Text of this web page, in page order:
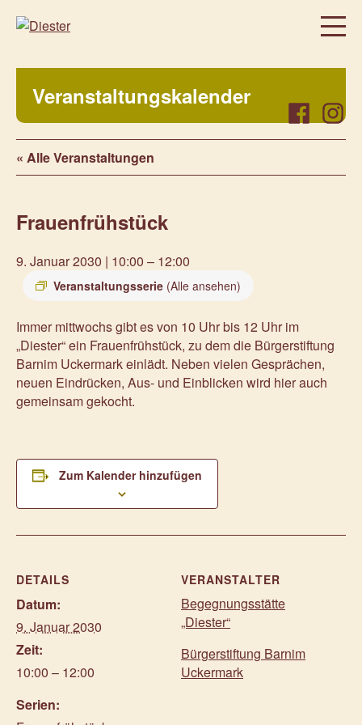
Über uns
Regelmäßige Angebote
Was bei uns sonst noch so los ist…
Veranstaltungen
Prenzlauer Frauenwochen 2025
Unsere Partner
Aktuelles
Kontakt
Facebook
Veranstaltungskalender
« Alle Veranstaltungen
Frauenfrühstück
9. Januar 2030 | 10:00 – 12:00
Veranstaltungsserie (Alle ansehen)
Immer mittwochs gibt es von 10 Uhr bis 12 Uhr im
„Diester“ ein Frauenfrühstück, zu dem die Bürgerstiftung
Barnim Uckermark einlädt. Neben vielen Gesprächen,
neuen Eindrücken, Aus- und Einblicken wird hier auch
gemeinsam gekocht.
Zum Kalender hinzufügen
DETAILS
Datum:
9. Januar 2030
Zeit:
10:00 – 12:00
Serien:
VERANSTALTER
Begegnungsstätte
„Diester“
Bürgerstiftung Barnim
Uckermark